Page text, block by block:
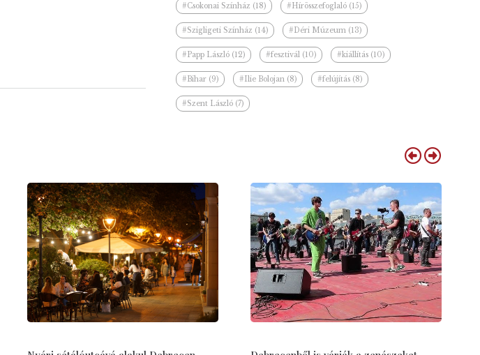
#Csokonai Színház (18) #Hírösszefoglaló (15)
#Szigligeti Színház (14) #Déri Múzeum (13)
#Papp László (12) #fesztivál (10) #kiállítás (10)
#Bihar (9) #Ilie Bolojan (8) #felújítás (8)
#Szent László (7)